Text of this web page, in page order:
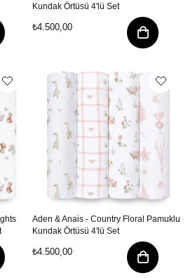
Kundak Örtüsü 4'lü Set
₺4.500,00
Aden & Anais - Country Floral Pamuklu
Kundak Örtüsü 4'lü Set
₺4.500,00